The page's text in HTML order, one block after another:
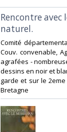
‎Rencontre
naturel.‎
‎Comité
Couv. convenable,
agrafées -
dessins en noir et
garde et sur le 2eme
Bretagne‎